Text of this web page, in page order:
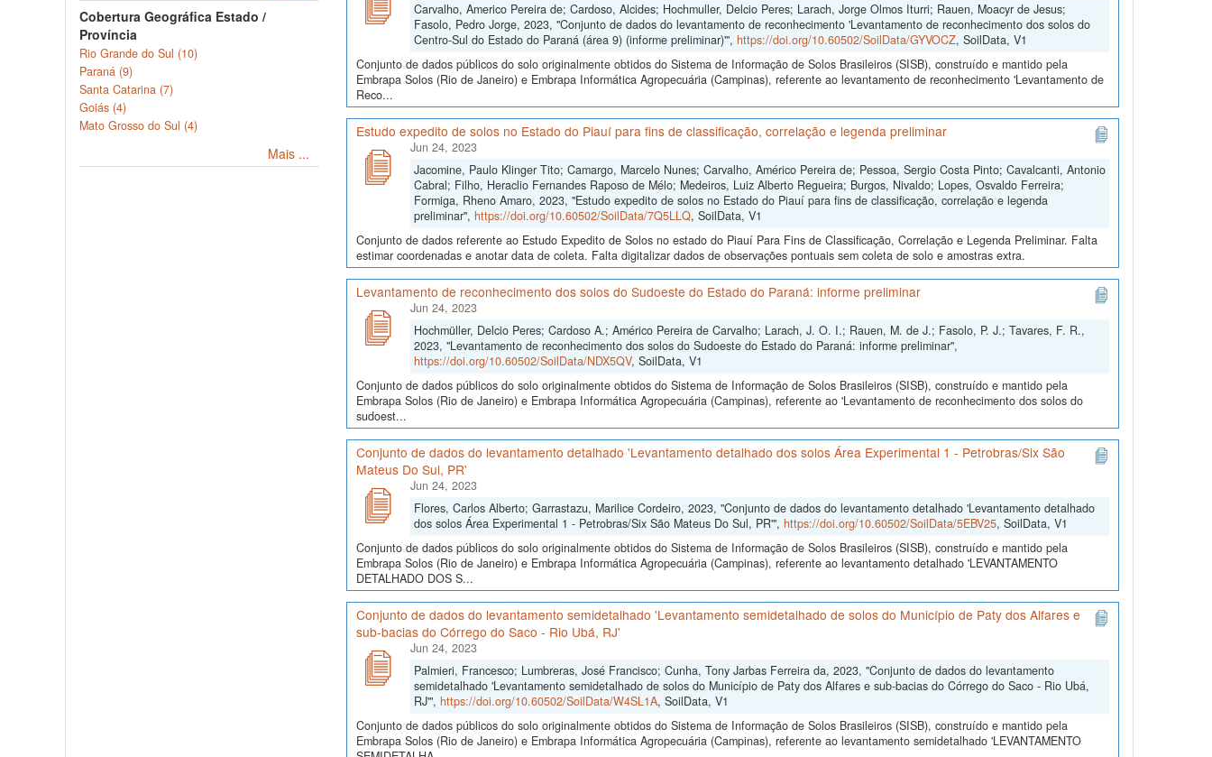
Cobertura Geográfica Estado /
Província
Rio Grande do Sul (10)
Paraná (9)
Santa Catarina (7)
Goiás (4)
Mato Grosso do Sul (4)
Mais ...
Carvalho, Americo Pereira de; Cardoso, Alcides; Hochmuller, Delcio Peres; Larach, Jorge Olmos Iturri; Rauen, Moacyr de Jesus;
Fasolo, Pedro Jorge, 2023, "Conjunto de dados do levantamento de reconhecimento 'Levantamento de reconhecimento dos solos do
Centro-Sul do Estado do Paraná (área 9) (informe preliminar)'", https://doi.org/10.60502/SoilData/GYVOCZ, SoilData, V1
Conjunto de dados públicos do solo originalmente obtidos do Sistema de Informação de Solos Brasileiros (SISB), construído e mantido pela
Embrapa Solos (Rio de Janeiro) e Embrapa Informática Agropecuária (Campinas), referente ao levantamento de reconhecimento 'Levantamento de
Reco...
Estudo expedito de solos no Estado do Piauí para fins de classificação, correlação e legenda preliminar
Jun 24, 2023
Jacomine, Paulo Klinger Tito; Camargo, Marcelo Nunes; Carvalho, Américo Pereira de; Pessoa, Sergio Costa Pinto; Cavalcanti, Antonio
Cabral; Filho, Heraclio Fernandes Raposo de Mélo; Medeiros, Luiz Alberto Regueira; Burgos, Nivaldo; Lopes, Osvaldo Ferreira;
Formiga, Rheno Amaro, 2023, "Estudo expedito de solos no Estado do Piauí para fins de classificação, correlação e legenda
preliminar", https://doi.org/10.60502/SoilData/7Q5LLQ, SoilData, V1
Conjunto de dados referente ao Estudo Expedito de Solos no estado do Piauí Para Fins de Classificação, Correlação e Legenda Preliminar. Falta
estimar coordenadas e anotar data de coleta. Falta digitalizar dados de observações pontuais sem coleta de solo e amostras extra.
Levantamento de reconhecimento dos solos do Sudoeste do Estado do Paraná: informe preliminar
Jun 24, 2023
Hochmüller, Delcio Peres; Cardoso A.; Américo Pereira de Carvalho; Larach, J. O. I.; Rauen, M. de J.; Fasolo, P. J.; Tavares, F. R.,
2023, "Levantamento de reconhecimento dos solos do Sudoeste do Estado do Paraná: informe preliminar",
https://doi.org/10.60502/SoilData/NDX5QV, SoilData, V1
Conjunto de dados públicos do solo originalmente obtidos do Sistema de Informação de Solos Brasileiros (SISB), construído e mantido pela
Embrapa Solos (Rio de Janeiro) e Embrapa Informática Agropecuária (Campinas), referente ao 'Levantamento de reconhecimento dos solos do
sudoest...
Conjunto de dados do levantamento detalhado 'Levantamento detalhado dos solos Área Experimental 1 - Petrobras/Six São
Mateus Do Sul, PR'
Jun 24, 2023
Flores, Carlos Alberto; Garrastazu, Marilice Cordeiro, 2023, "Conjunto de dados do levantamento detalhado 'Levantamento detalhado
dos solos Área Experimental 1 - Petrobras/Six São Mateus Do Sul, PR'", https://doi.org/10.60502/SoilData/5EBV25, SoilData, V1
Conjunto de dados públicos do solo originalmente obtidos do Sistema de Informação de Solos Brasileiros (SISB), construído e mantido pela
Embrapa Solos (Rio de Janeiro) e Embrapa Informática Agropecuária (Campinas), referente ao levantamento detalhado 'LEVANTAMENTO
DETALHADO DOS S...
Conjunto de dados do levantamento semidetalhado 'Levantamento semidetalhado de solos do Município de Paty dos Alfares e
sub-bacias do Córrego do Saco - Rio Ubá, RJ'
Jun 24, 2023
Palmieri, Francesco; Lumbreras, José Francisco; Cunha, Tony Jarbas Ferreira da, 2023, "Conjunto de dados do levantamento
semidetalhado 'Levantamento semidetalhado de solos do Município de Paty dos Alfares e sub-bacias do Córrego do Saco - Rio Ubá,
RJ'", https://doi.org/10.60502/SoilData/W4SL1A, SoilData, V1
Conjunto de dados públicos do solo originalmente obtidos do Sistema de Informação de Solos Brasileiros (SISB), construído e mantido pela
Embrapa Solos (Rio de Janeiro) e Embrapa Informática Agropecuária (Campinas), referente ao levantamento semidetalhado 'LEVANTAMENTO